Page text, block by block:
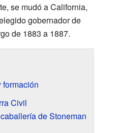
se mudó a California,
gobernador de
de 1883 a 1887.
formación
Civil
de Stoneman